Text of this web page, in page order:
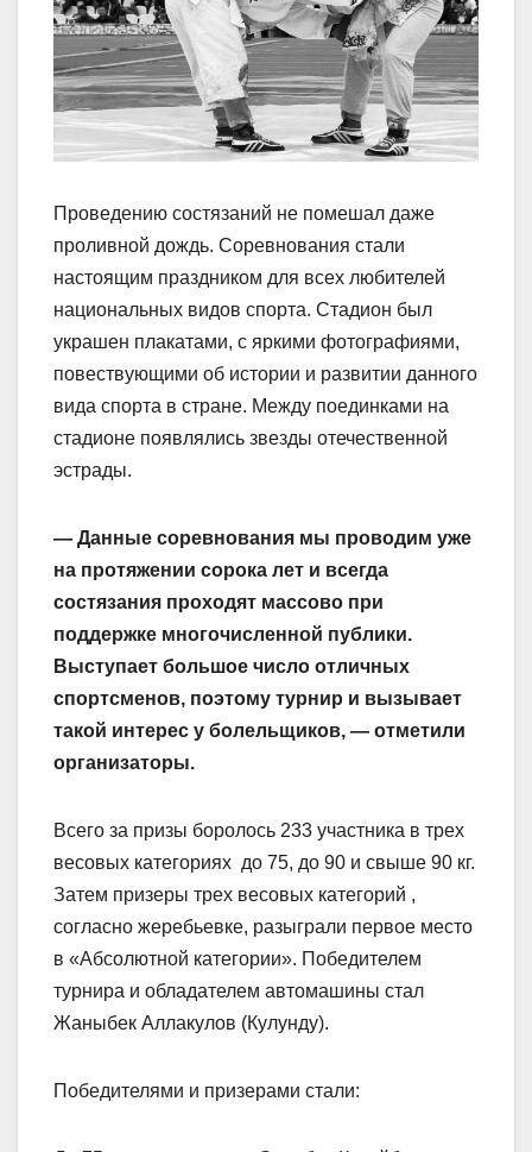
Проведению состязаний не помешал даже
проливной дождь. Соревнования стали
настоящим праздником для всех любителей
национальных видов спорта. Стадион был
украшен плакатами, с яркими фотографиями,
повествующими об истории и развитии данного
вида спорта в стране. Между поединками на
стадионе появлялись звезды отечественной
эстрады.
— Данные соревнования мы проводим уже
на протяжении сорока лет и всегда
состязания проходят массово при
поддержке мно­гочисленной публики.
Выступает боль­шое число отличных
спортсменов, по­этому турнир и вызывает
такой интерес у болельщиков, — отметили
организаторы.
Всего за призы боролось 233 участника в трех
весовых категориях до 75, до 90 и свыше 90 кг.
Затем призеры трех весовых категорий ,
согласно жеребьевке, разыграли первое место
в «Абсолютной категории». Победителем
турнира и обладателем автомашины стал
Жаныбек Аллакулов (Кулунду).
Победителями и призерами стали: